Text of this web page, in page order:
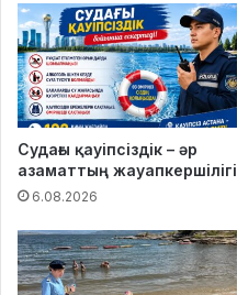
Судағы қауіпсіздік – әр
азаматтың жауапкершілігі
6.08.2026